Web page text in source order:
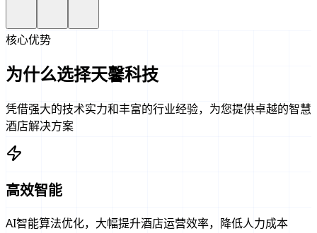
核心优势
为什么选择天馨科技
凭借强大的技术实力和丰富的行业经验，为您提供卓越的智慧
酒店解决方案
高效智能
AI智能算法优化，大幅提升酒店运营效率，降低人力成本